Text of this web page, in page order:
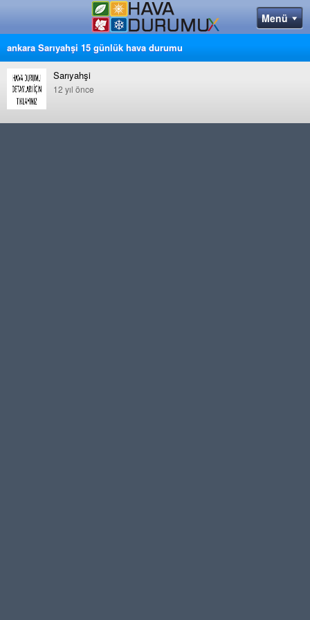
ankara Sarıyahşi 15 günlük hava durumu
Sarıyahşi
12 yıl önce